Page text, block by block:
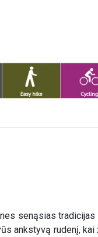
senąsias
ankstyvą rudenį,